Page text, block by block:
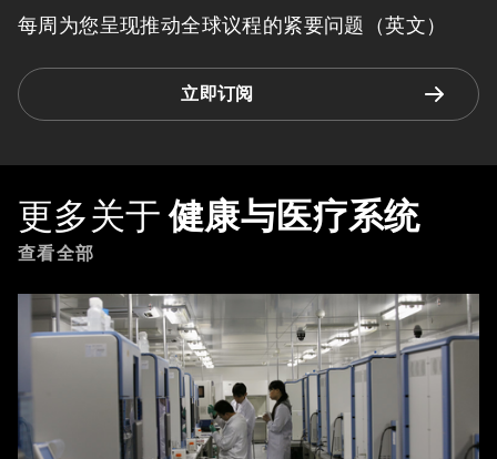
每周为您呈现推动全球议程的紧要问题（英文）
立即订阅
更多关于 健康与医疗系统
查看全部